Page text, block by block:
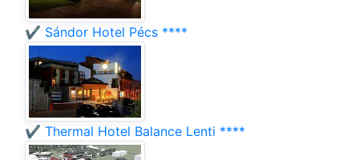
✔️ Sándor Hotel Pécs ****
✔️ Thermal Hotel Balance Lenti ****